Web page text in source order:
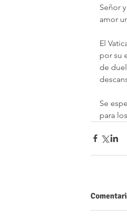
Señor
amor
El
por su
de
Se
para